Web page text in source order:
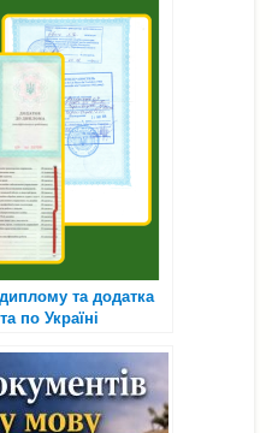
та додатка
по Україні